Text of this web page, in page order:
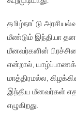
தமிழ்நாட்டு
மீண்டும் இந்தியா
மீனவர்களின்
என்றால், யாழ்ப்பாணக்
மாத்திரமல்ல,
இந்திய மீனவர்கள்
எழுகிறது.